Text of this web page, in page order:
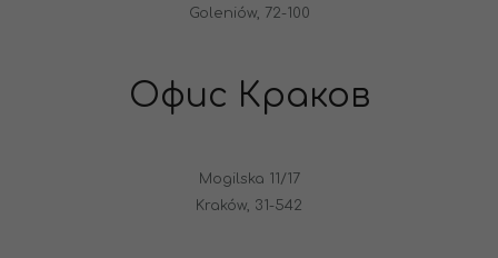
Goleniów, 72-100
Офис Краков
Mogilska 11/17
Kraków, 31-542